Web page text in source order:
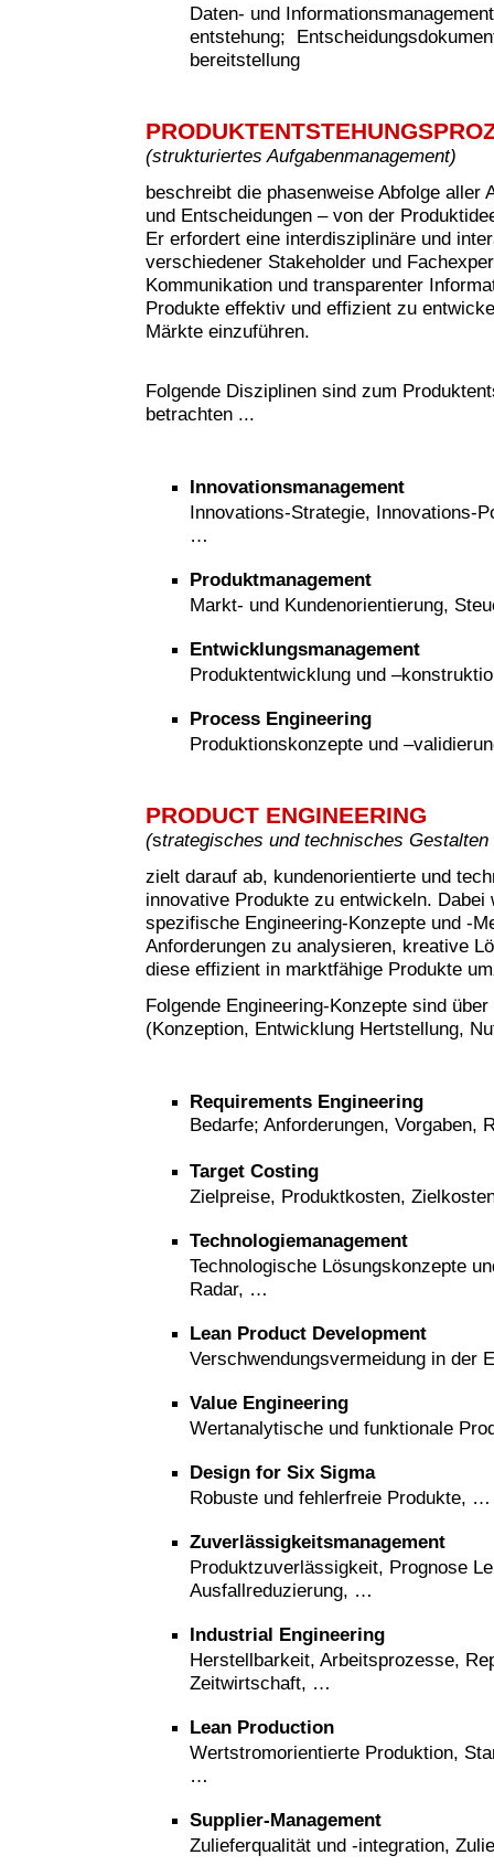
Daten- und
entstehung;
bereitstellung
(strukturiertes Aufgabenmanagement)
beschreibt die phasenweise Abfolge aller
und Entscheidungen – von der
Er erfordert eine interdisziplinäre und
verschiedener Stakeholder und
Kommunikation und transparenter
Produkte effektiv und effizient zu
Märkte einzuführen.
Folgende Disziplinen sind zum
betrachten ...
Innovationsmanagement
Innovations-Strategie, Innovations-
Produktmanagement
Markt- und Kundenorientierung,
Entwicklungsmanagement
Produktentwicklung und
Process Engineering
Produktionskonzepte und
PRODUCT ENGINEERING
(strategisches und technisches
zielt darauf ab, kundenorientierte und
innovative Produkte zu entwickeln.
spezifische Engineering-Konzepte und -
Anforderungen zu analysieren, kreative
diese effizient in marktfähige Produkte
Folgende Engineering-Konzepte sind
(Konzeption, Entwicklung Hertstellung,
Requirements Engineering
Bedarfe; Anforderungen, Vorgaben,
Target Costing
Zielpreise, Produktkosten,
Technologiemanagement
Technologische Lösungskonzepte
Radar, …
Lean Product Development
Verschwendungsvermeidung in der
Value Engineering
Wertanalytische und funktionale
Design for Six Sigma
Robuste und fehlerfreie Produkte, …
Zuverlässigkeitsmanagement
Produktzuverlässigkeit, Prognose
Ausfallreduzierung, …
Industrial Engineering
Herstellbarkeit, Arbeitsprozesse,
Zeitwirtschaft, …
Lean Production
Wertstromorientierte Produktion,
Supplier-Management
Zulieferqualität und -integration,